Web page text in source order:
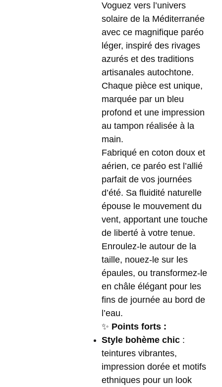
Voguez vers l’univers
solaire de la Méditerranée
avec ce magnifique paréo
léger, inspiré des rivages
azurés et des traditions
artisanales autochtone.
Chaque pièce est unique,
marquée par un bleu
profond et une impression
au tampon réalisée à la
main.
Fabriqué en coton doux et
aérien, ce paréo est l’allié
parfait de vos journées
d’été. Sa fluidité naturelle
épouse le mouvement du
vent, apportant une touche
de liberté à votre tenue.
Enroulez-le autour de la
taille, nouez-le sur les
épaules, ou transformez-le
en châle élégant pour les
fins de journée au bord de
l’eau.
✨ Points forts :
Style bohème chic :
teintures vibrantes,
impression dorée et motifs
ethniques pour un look